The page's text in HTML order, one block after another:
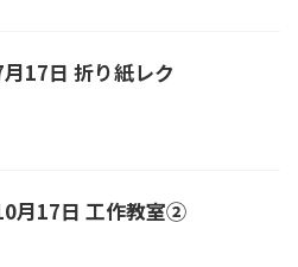
17日 折り紙レク
月17日 工作教室②